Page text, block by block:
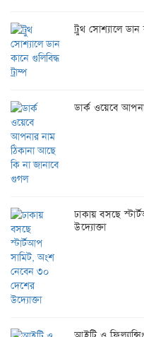
ট্রুথ সোশ্যালে ডান
ডার্ক ওয়েবে
ঢাকায় বসছে
উদ্যোক্তা